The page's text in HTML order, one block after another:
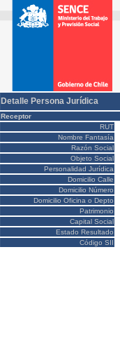
Detalle Persona Jurídica
Receptor
RUT
Nombre Fantasía
Razón Social
Objeto Social
Personalidad Jurídica
Domicilio Calle
Domicilio Número
Domicilio Oficina o Depto
Patrimonio
Capital Social
Estado Resultado
Código SII